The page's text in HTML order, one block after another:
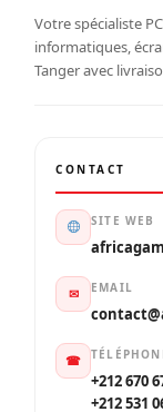
Votre spécialiste
informatiques,
Tanger avec
CONTACT
SITE WEB
✉ EMAIL
☎
+212 670
+212 531